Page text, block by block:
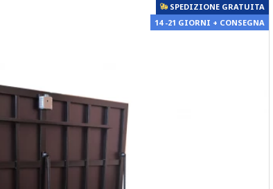
SPEDIZIONE GRATUITA
14 -21 GIORNI + CONSEGNA